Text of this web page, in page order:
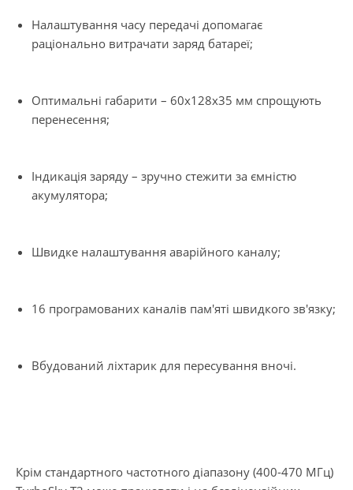
Налаштування часу передачі допомагає
раціонально витрачати заряд батареї;
Оптимальні габарити – 60х128х35 мм спрощують
перенесення;
Індикація заряду – зручно стежити за ємністю
акумулятора;
Швидке налаштування аварійного каналу;
16 програмованих каналів пам'яті швидкого зв'язку;
Вбудований ліхтарик для пересування вночі.
Крім стандартного частотного діапазону (400-470 МГц)